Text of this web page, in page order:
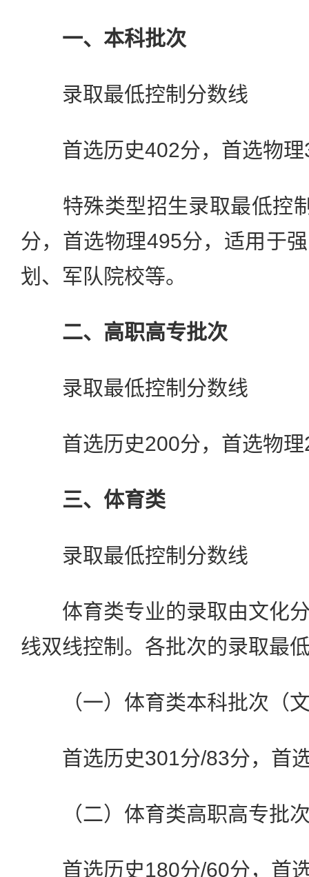
一、本科批次
录取最低控制分数线
首选历史402分，首选物理
特殊类型招生录取最低控
分，首选物理495分，适用于
划、军队院校等。
二、高职高专批次
录取最低控制分数线
首选历史200分，首选物理
三、体育类
录取最低控制分数线
体育类专业的录取由文化分
线双线控制。各批次的录取最
（一）体育类本科批次（文
首选历史301分/83分，首选
（二）体育类高职高专批次
首选历史180分/60分，首选